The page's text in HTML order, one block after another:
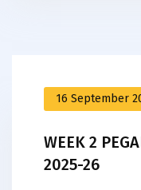
16 September
WEEK 2
2025-26